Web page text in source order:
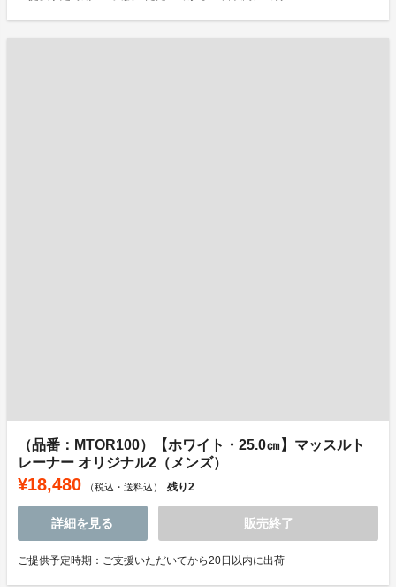
（品番：MTOR100）【ホワイト・25.0㎝】マッスルト
レーナー オリジナル2（メンズ）
¥18,480 （税込・送料込） 残り2
詳細を見る 販売終了
ご提供予定時期：ご支援いただいてから20日以内に出荷